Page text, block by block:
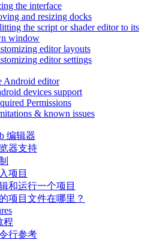
the interface
and resizing docks
the script or shader editor to its
window
editor layouts
editor settings
Android editor
devices support
Permissions
& known issues
编辑器
器支持
项目
和运行一个项目
项目文件在哪里？
程
行参考